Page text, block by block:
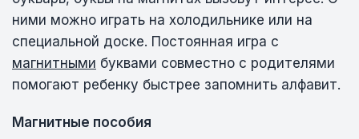
ними можно играть на холодильнике или на
специальной доске. Постоянная игра с
магнитными буквами совместно с родителями
помогают ребенку быстрее запомнить алфавит.
Магнитные пособия